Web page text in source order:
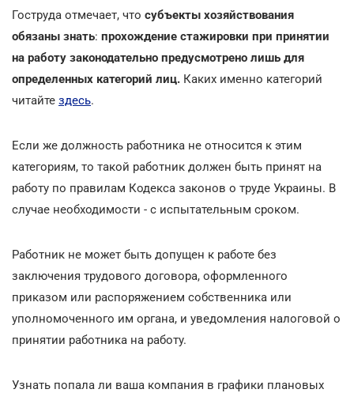
Гоструда отмечает, что субъекты хозяйствования
обязаны знать: прохождение стажировки при принятии
на работу законодательно предусмотрено лишь для
определенных категорий лиц. Каких именно категорий
читайте здесь.
Если же должность работника не относится к этим
категориям, то такой работник должен быть принят на
работу по правилам Кодекса законов о труде Украины. В
случае необходимости - с испытательным сроком.
Работник не может быть допущен к работе без
заключения трудового договора, оформленного
приказом или распоряжением собственника или
уполномоченного им органа, и уведомления налоговой о
принятии работника на работу.
Узнать попала ли ваша компания в графики плановых